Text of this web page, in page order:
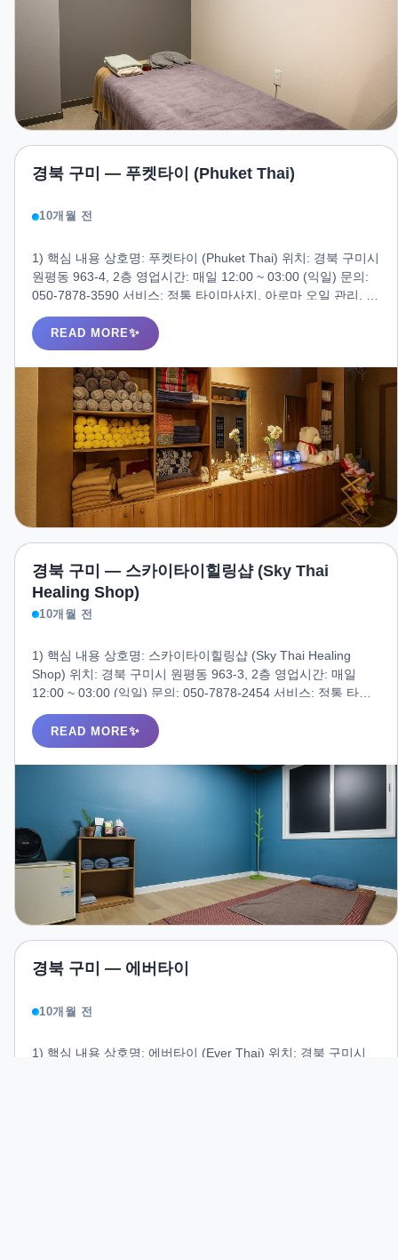
경북 구미 — 푸켓타이 (Phuket Thai)
10개월 전
1) 핵심 내용 상호명: 푸켓타이 (Phuket Thai) 위치: 경북 구미시
원평동 963-4, 2층 영업시간: 매일 12:00 ~ 03:00 (익일) 문의:
050-7878-3590 서비스: 정통 타이마사지, 아로마 오일 관리, 림
프 관리, 스포츠 마사지 특징: 태국인 테라피스트 상주, 프라이
빗룸·커플룸, 샤워실 완비, 예약제 운영 2) 소개 (인트로) **푸켓
타이(Phuket Thai)**는 구미 원평동 번화가에 자리한 정통 타이
마사지샵으로, 태국 현지식 압·스트레칭 테크닉과 아로마 림프
관리로 유명합니다. 깔끔하고 세련된 인테리어, 프라이빗룸 완
비로 혼자 또는 커플 모두 집중 케어와 프리미엄 힐링을 경험할
수 있습니다.
READ MORE
경북 구미 — 스카이타이힐링샵 (Sky Thai
Healing Shop)
10개월 전
1) 핵심 내용 상호명: 스카이타이힐링샵 (Sky Thai Healing
Shop) 위치: 경북 구미시 원평동 963-3, 2층 영업시간: 매일
12:00 ~ 03:00 (익일) 문의: 050-7878-2454 서비스: 정통 타이
마사지, 아로마 오일 관리, 림프 관리, 스포츠 마사지 특징: 태국
인 관리사 상주, 프라이빗룸, 샤워실 완비, 예약제 운영 2) 소개
(인트로) 스카이타이힐링샵은 구미 원평동 중심 상권에 자리한
정통 타이 & 아로마 전문샵입니다. 태국인 전문 관리사들이 제
공하는 깊이 있는 압박과 스트레칭, 그리고 아로마 오일 관리로
지역 직장인과 방문객 모두에게 사랑받고 있습니다. 깔끔한 시
설과 프라이빗한 공간이 준비되어 있어 혼자 또는 커플 고객도
만족할 수 있는 힐링 공간입니다.
READ MORE
경북 구미 — 에버타이
10개월 전
1) 핵심 내용 상호명: 에버타이 (Ever Thai) 위치: 경북 구미시